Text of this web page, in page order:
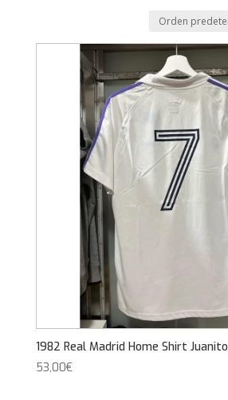
1982 Real Madrid Home Shirt Juanito
53,00€